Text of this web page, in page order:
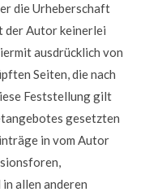
die Urheberschaft
der Autor keinerlei
ausdrücklich von
Seiten, die nach
Feststellung gilt
gesetzten
in vom Autor
allen anderen